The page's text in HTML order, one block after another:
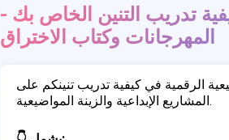
تدريب التنين الخاص بك -
المهرجانات وكتاب الاختراق
الرقمية في كيفية تدريب تنينكم على
المشاريع الإبداعية والزينة المواضيعية.